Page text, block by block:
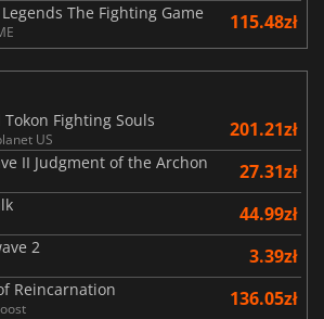
The Fighting Game 115.48zł
Tokon Fighting Souls
US 201.21zł
II Judgment of the Archon 27.31zł
44.99zł
2 3.39zł
Reincarnation 136.05zł